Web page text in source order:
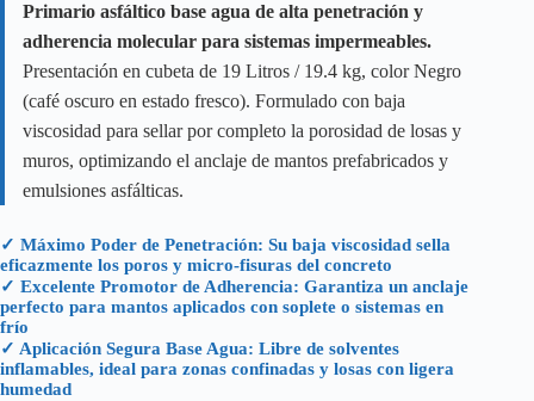
Primario asfáltico base agua de alta penetración y
adherencia molecular para sistemas impermeables.
Presentación en cubeta de 19 Litros / 19.4 kg, color Negro
(café oscuro en estado fresco). Formulado con baja
viscosidad para sellar por completo la porosidad de losas y
muros, optimizando el anclaje de mantos prefabricados y
emulsiones asfálticas.
✓ Máximo Poder de Penetración: Su baja viscosidad sella
eficazmente los poros y micro-fisuras del concreto
✓ Excelente Promotor de Adherencia: Garantiza un anclaje
perfecto para mantos aplicados con soplete o sistemas en
frío
✓ Aplicación Segura Base Agua: Libre de solventes
inflamables, ideal para zonas confinadas y losas con ligera
humedad